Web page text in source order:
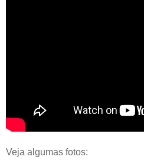
Veja algumas fotos: